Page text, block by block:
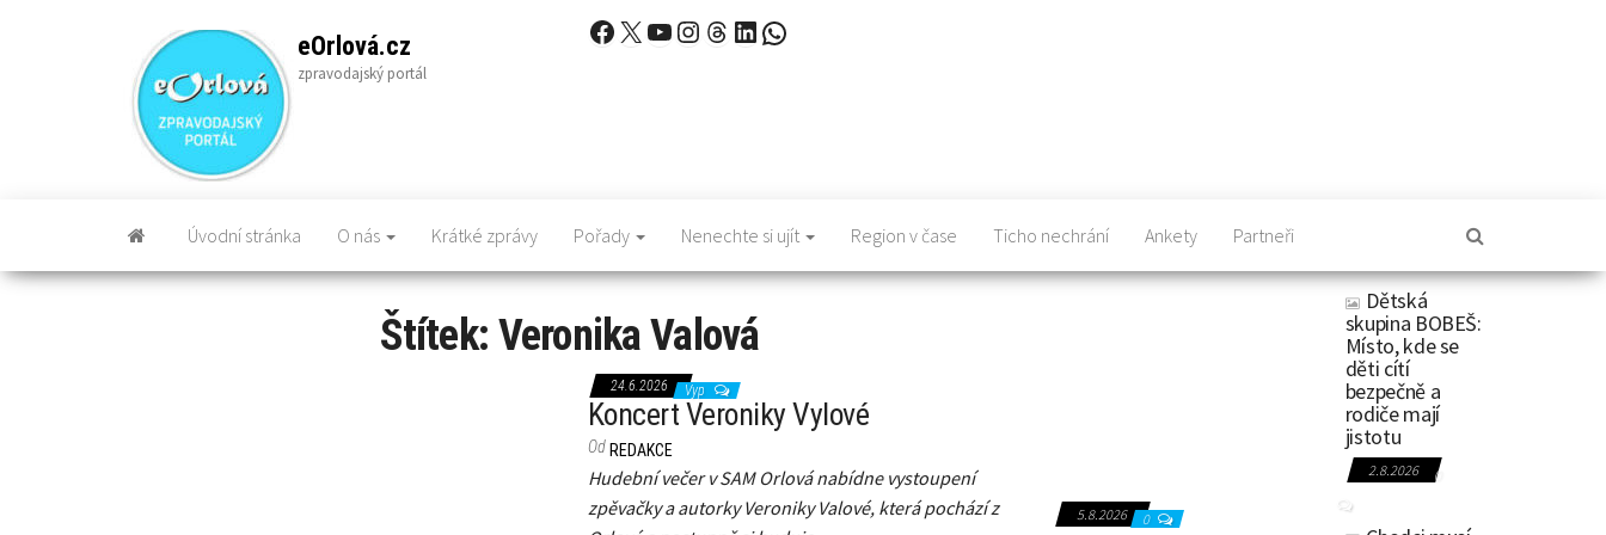
eOrlová.cz
zpravodajský portál
Facebook
X YouTube
Instagram
Threads
LinkedIn
WhatsApp
Úvodní stránka O nás Krátké zprávy Pořady Nenechte si ujít Region v čase Ticho nechrání Ankety Partneři
Štítek: Veronika Valová
24.6.2026 Vyp
Koncert Veroniky Vylové
Od REDAKCE
Hudební večer v SAM Orlová nabídne vystoupení
zpěvačky a autorky Veroniky Valové, která pochází z
5.8.2026 0
Dětská
skupina BOBEŠ:
Místo, kde se
děti cítí
bezpečně a
rodiče mají
jistotu
2.8.2026 0